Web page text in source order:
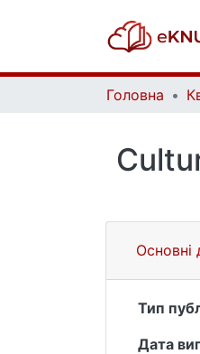
Головна
Основні
Тип
Дата